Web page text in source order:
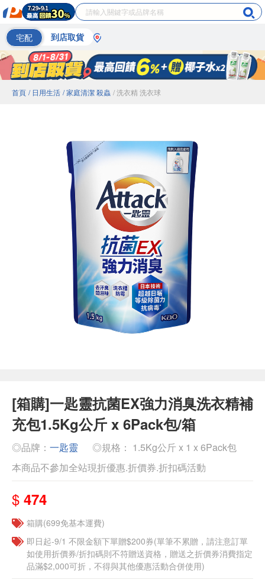
宅配 到店取貨
首頁 / 日用生活 / 家庭清潔 殺蟲 / 洗衣精 洗衣球
[箱購]一匙靈抗菌EX強力消臭洗衣精補
充包1.5Kg公斤 x 6Pack包/箱
◎品牌： 一匙靈
◎規格： 1.5Kg公斤 x 1 x 6Pack包
本商品不參加全站現折優惠.折價券.折扣碼活動
$ 474
箱購(699免基本運費)
即日起-9/1 不限金額下單贈$200券(單筆不累贈，請注意訂單
如使用折價券/折扣碼則不符贈送資格，贈送之折價券消費指定
品滿$2,000可折，不得與其他優惠活動合併使用)